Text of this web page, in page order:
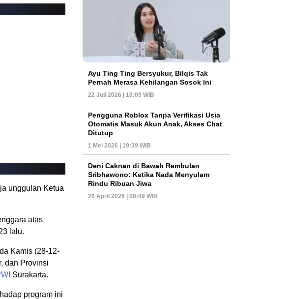
unggulan Ketua
atas
lalu.
Kamis (28-12-
dan Provinsi
Surakarta.
program ini
Ayu Ting Ting Bersyukur, Bilqis Tak
Pernah Merasa Kehilangan Sosok Ini
22 Juli 2026 | 10:09 WIB
Pengguna Roblox Tanpa Verifikasi Usia
Otomatis Masuk Akun Anak, Akses Chat
Ditutup
1 Mei 2026 | 19:39 WIB
Deni Caknan di Bawah Rembulan
Sribhawono: Ketika Nada Menyulam
Rindu Ribuan Jiwa
26 April 2026 | 08:49 WIB